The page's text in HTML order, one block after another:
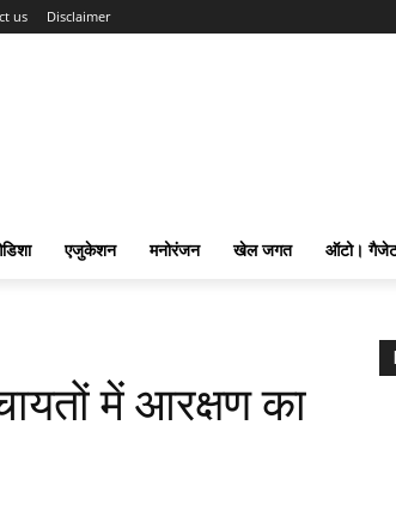
us Disclaimer
एजुकेशन मनोरंजन खेल जगत ऑटो।
में आरक्षण का